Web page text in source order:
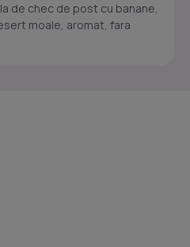
de chec de post cu banane,
moale, aromat, fara